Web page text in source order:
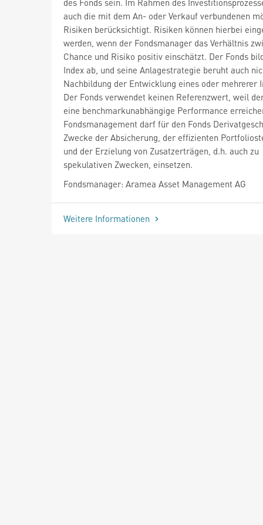
auch die mit dem An- oder Verkauf verbundenen
Risiken berücksichtigt. Risiken können hierbei
werden, wenn der Fondsmanager das Verhältnis
Chance und Risiko positiv einschätzt. Der Fonds
Index ab, und seine Anlagestrategie beruht auch
Nachbildung der Entwicklung eines oder mehrerer
Der Fonds verwendet keinen Referenzwert, weil
eine benchmarkunabhängige Performance
Fondsmanagement darf für den Fonds
Zwecke der Absicherung, der effizienten
und der Erzielung von Zusatzerträgen, d.h. auch zu
spekulativen Zwecken, einsetzen.
Fondsmanager: Aramea Asset Management AG
Weitere Informationen